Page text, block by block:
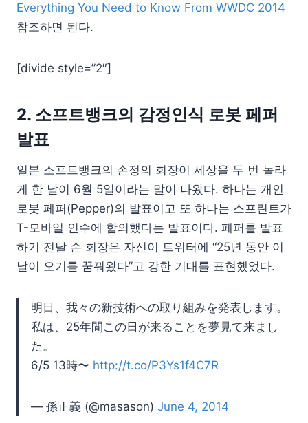
Everything You Need to Know From WWDC 2014
참조하면 된다.
[divide style=”2″]
2. 소프트뱅크의 감정인식 로봇 페퍼
발표
일본 소프트뱅크의 손정의 회장이 세상을 두 번 놀라
게 한 날이 6월 5일이라는 말이 나왔다. 하나는 개인
로봇 페퍼(Pepper)의 발표이고 또 하나는 스프린트가
T-모바일 인수에 합의했다는 발표이다. 페퍼를 발표
하기 전날 손 회장은 자신이 트위터에 “25년 동안 이
날이 오기를 꿈꿔왔다”고 강한 기대를 표현했었다.
明日、我々の新技術への取り組みを発表します。
私は、25年間この日が来ることを夢見て来まし
た。
6/5 13時〜 http://t.co/P3Ys1f4C7R
— 孫正義 (@masason) June 4, 2014